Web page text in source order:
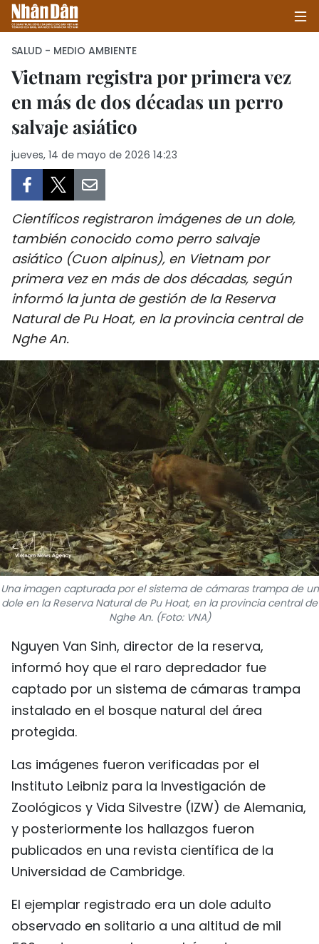
INICIO
POLÍTICA
SALUD - MEDIO AMBIENTE
CULTURA - ENTRETENIMIENTO
INTERNACIONAL
VIAJES
PUENTE DE AMISTAD
HISTORIAS MULTIMEDIA
FOTOGRAFÍA
¿QUIÉNES SOMOS?
TIẾNG VIỆT
ENGLISH
中文
FRANÇAIS
РУССКИЙ
SALUD - MEDIO AMBIENTE
Vietnam registra por primera vez
en más de dos décadas un perro
salvaje asiático
jueves, 14 de mayo de 2026 14:23
Científicos registraron imágenes de un dole,
también conocido como perro salvaje
asiático (Cuon alpinus), en Vietnam por
primera vez en más de dos décadas, según
informó la junta de gestión de la Reserva
Natural de Pu Hoat, en la provincia central de
Nghe An.
Una imagen capturada por el sistema de cámaras trampa de un
dole en la Reserva Natural de Pu Hoat, en la provincia central de
Nghe An. (Foto: VNA)
Nguyen Van Sinh, director de la reserva,
informó hoy que el raro depredador fue
captado por un sistema de cámaras trampa
instalado en el bosque natural del área
protegida.
Las imágenes fueron verificadas por el
Instituto Leibniz para la Investigación de
Zoológicos y Vida Silvestre (IZW) de Alemania,
y posteriormente los hallazgos fueron
publicados en una revista científica de la
Universidad de Cambridge.
El ejemplar registrado era un dole adulto
observado en solitario a una altitud de mil